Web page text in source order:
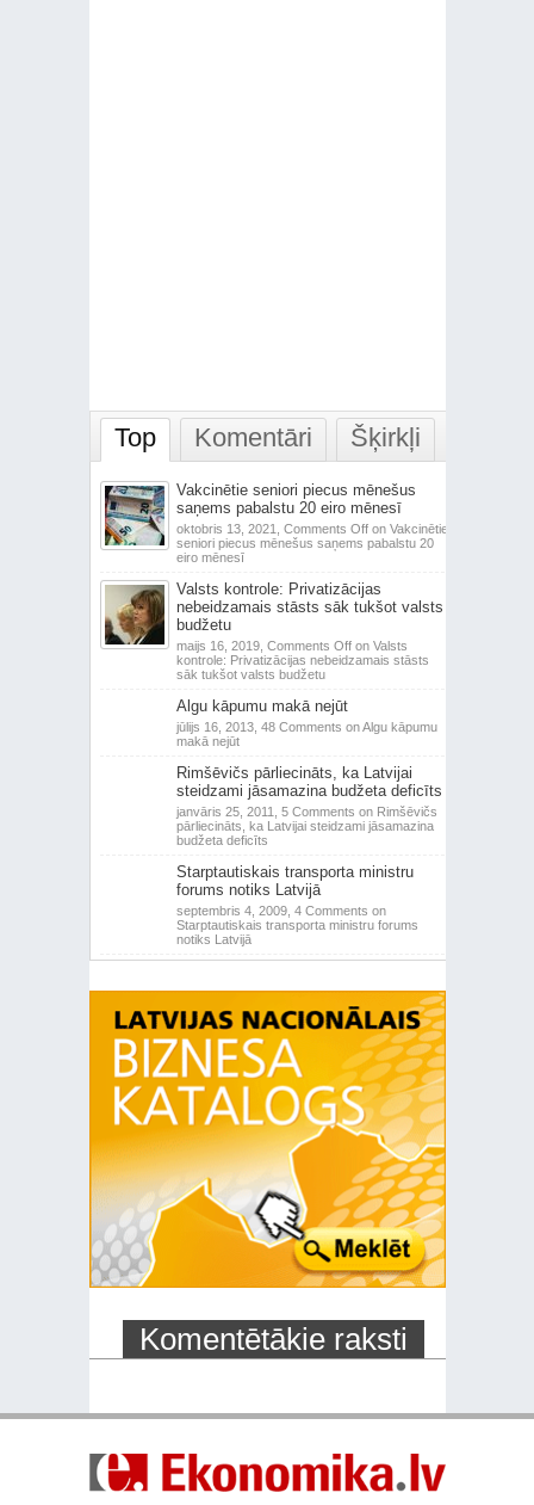
Top Komentāri Šķirkļi
Vakcinētie seniori piecus mēnešus
saņems pabalstu 20 eiro mēnesī
oktobris 13, 2021, Comments Offon Vakcinētie
seniori piecus mēnešus saņems pabalstu 20
eiro mēnesī
Valsts kontrole: Privatizācijas
nebeidzamais stāsts sāk tukšot valsts
budžetu
maijs 16, 2019, Comments Offon Valsts
kontrole: Privatizācijas nebeidzamais stāsts
sāk tukšot valsts budžetu
Algu kāpumu makā nejūt
jūlijs 16, 2013, 48 Comments on Algu kāpumu
makā nejūt
Rimšēvičs pārliecināts, ka Latvijai
steidzami jāsamazina budžeta deficīts
janvāris 25, 2011, 5 Comments on Rimšēvičs
pārliecināts, ka Latvijai steidzami jāsamazina
budžeta deficīts
Starptautiskais transporta ministru
forums notiks Latvijā
septembris 4, 2009, 4 Comments on
Starptautiskais transporta ministru forums
notiks Latvijā
Komentētākie raksti